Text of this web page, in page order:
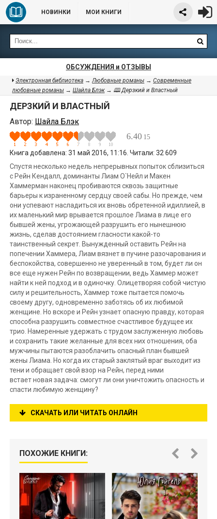
НОВИНКИ МОИ КНИГИ
ОБСУЖДЕНИЯ и ОТЗЫВЫ
Электронная библиотека →Любовные романы → Современные
любовные романы → Шайла Блэк→ 🕮 Дерзкий и Властный
ДЕРЗКИЙ И ВЛАСТНЫЙ
Автор: Шайла Блэк
6.40 15
Книга добавлена: 31 май 2016, 11:16. Читали: 32 609
Спустя несколько недель непрерывных попыток сблизиться
с Рейн Кендалл, доминанты Лиам О`Нейл и Макен
Хаммерман наконец пробиваются сквозь защитные
барьеры к израненному сердцу своей сабы. Но прежде, чем
они успевают насладиться их вновь обретенной идиллией, в
их маленький мир врывается прошлое Лиама в лице его
бывшей жены, угрожающей разрушить его нынешнюю
жизнь, сделав достоянием гласности какой-то
таинственный секрет. Вынужденный оставить Рейн на
попечении Хаммера, Лиам вязнет в пучине разочарования и
беспокойства, совершенно не уверенный в том, будет ли он
все еще нужен Рейн по возвращении, ведь Хаммер может
найти к ней подход и в одиночку. Олицетворяя собой чистую
силу и решительность, Хаммер тоже пытается помочь
своему другу, одновременно заботясь об их любимой
женщине. Но вскоре и Рейн узнает опасную правду, которая
способна разрушить совместное счастливое будущее их
трио. Намеренные удержать с трудом заслуженную любовь
и сохранить такие желанные для всех них отношения, оба
мужчины пытаются разоблачить опасный план бывшей
жены Лиама. Но когда их старый заклятый враг выходит из
тени и обращает свой взор на Рейн, перед ними
встает новая задача: смогут ли они уничтожить опасность и
спасти любимую женщину?
СКАЧАТЬ ИЛИ ЧИТАТЬ ОНЛАЙН
ПОХОЖИЕ КНИГИ: